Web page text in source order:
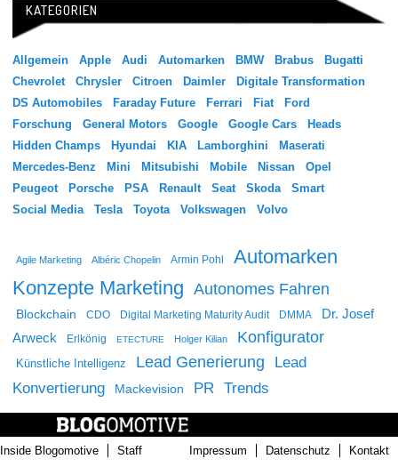
KATEGORIEN
Allgemein Apple Audi Automarken BMW Brabus
Bugatti
Chevrolet
Chrysler Citroen Daimler
Digitale Transformation
DS Automobiles
Faraday Future Ferrari Fiat
Ford
Forschung
General Motors Google Google Cars
Heads
Hidden Champs
Hyundai KIA Lamborghini
Maserati
Mercedes-Benz
Mini Mitsubishi Mobile Nissan
Opel
Peugeot
Porsche PSA Renault Seat Skoda
Smart
Social Media
Tesla Toyota Volkswagen Volvo
Agile Marketing Albéric Chopelin Armin Pohl
Automarken
Konzepte Marketing Autonomes Fahren
Blockchain CDO Digital Marketing Maturity Audit DMMA
Dr. Josef
Arweck
Erlkönig ETECTURE Holger Kilian Konfigurator
Künstliche Intelligenz Lead Generierung
Lead
Konvertierung
Mackevision PR Trends
Inside Blogomotive Staff Impressum Datenschutz Kontakt